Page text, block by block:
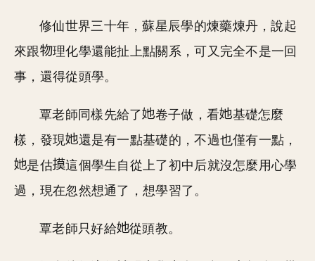
修仙世界三十年，蘇星辰學的煉藥煉丹，說起
來跟
理化學還能扯上點關系，可又完全不是一回
事，還得從頭學。
覃老師同樣先給了 卷子做，看
基礎怎麼
樣，發現
還是有一點基礎的，不過也僅有一點，
是估
這個學生自從上了初中后就沒怎麼用心學
過，現在忽然想通了，想學習了。
覃老師只好給 從頭教。